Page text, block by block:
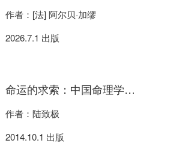
作者：[法] 阿尔贝·加缪
2026.7.1 出版
命运的求索：中国命理学简史及推演方法
作者：陆致极
2014.10.1 出版